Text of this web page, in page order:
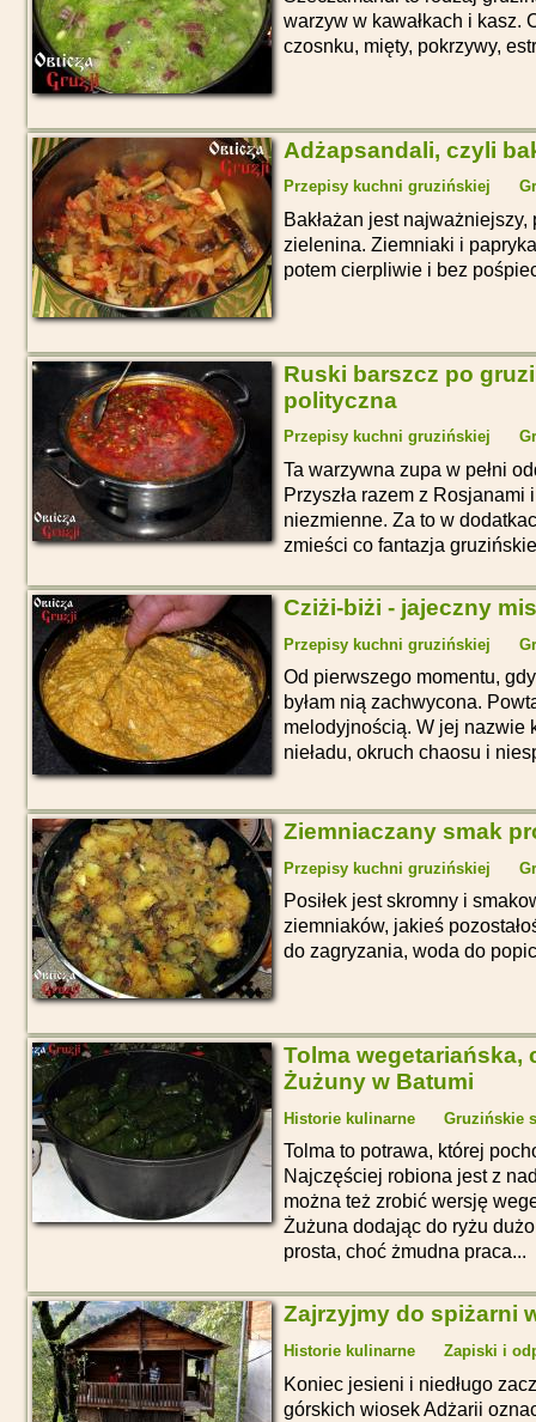
warzyw w kawałkach i kasz.
czosnku, mięty, pokrzywy,
Adżapsandali, czyli
Przepisy kuchni gruzińskiej
Bakłażan jest
zielenina. Ziemniaki i
potem cierpliwie i bez
Ruski barszcz po
polityczna
Przepisy kuchni gruzińskiej
Ta warzywna zupa w pełni
Przyszła razem z Rosjanami
niezmienne. Za to w
zmieści co fantazja
Cziżi-biżi - jajeczny
Przepisy kuchni gruzińskiej
Od pierwszego momentu,
byłam nią zachwycona.
melodyjnością. W jej nazwie
nieładu, okruch chaosu i
Ziemniaczany smak
Przepisy kuchni gruzińskiej
Posiłek jest skromny i
ziemniaków, jakieś
do zagryzania, woda do
Tolma wegetariańska,
Żużuny w Batumi
Historie kulinarne Gruzińskie
Tolma to potrawa, której
Najczęściej robiona jest z
można też zrobić wersję
Żużuna dodając do ryżu
prosta, choć żmudna praca...
Zajrzyjmy do spiżarni
Historie kulinarne Zapiski i
Koniec jesieni i niedługo
górskich wiosek Adżarii